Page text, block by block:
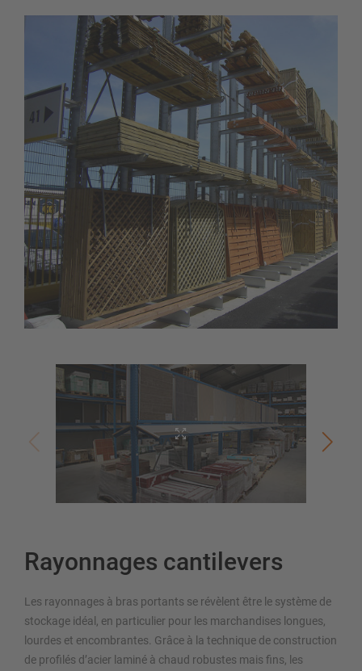
Rayonnages cantilevers
Les rayonnages à bras portants se révèlent être le système de
stockage idéal, en particulier pour les marchandises longues,
lourdes et encombrantes. Grâce à la technique de construction
de profilés d’acier laminé à chaud robustes mais fins, les